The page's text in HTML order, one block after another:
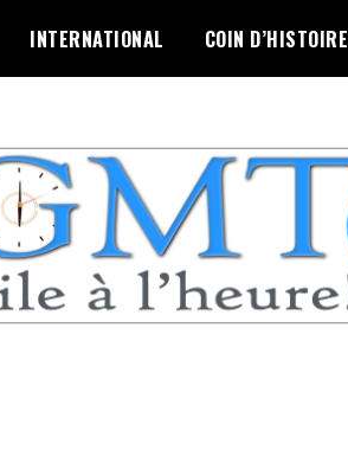
INTERNATIONAL COIN D’HISTOIRE